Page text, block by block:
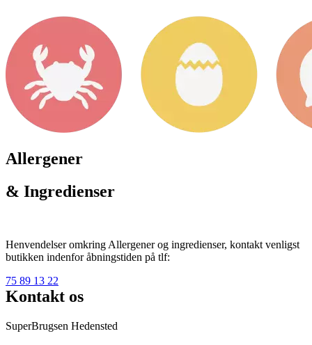
Allergener
& Ingredienser
Henvendelser omkring Allergener og ingredienser, kontakt venligst
butikken indenfor åbningstiden på tlf:
75 89 13 22
Kontakt os
SuperBrugsen Hedensted